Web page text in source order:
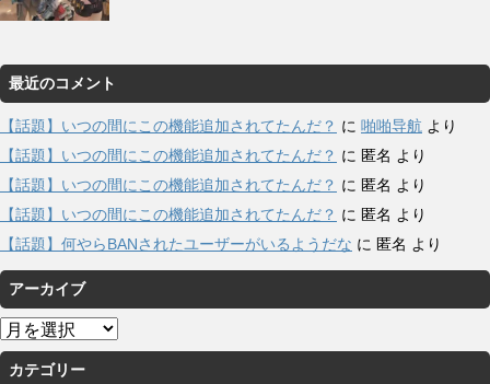
最近のコメント
【話題】いつの間にこの機能追加されてたんだ？ に 啪啪导航 より
【話題】いつの間にこの機能追加されてたんだ？ に 匿名 より
【話題】いつの間にこの機能追加されてたんだ？ に 匿名 より
【話題】いつの間にこの機能追加されてたんだ？ に 匿名 より
【話題】何やらBANされたユーザーがいるようだな に 匿名 より
アーカイブ
ア
ー
カカテゴリー